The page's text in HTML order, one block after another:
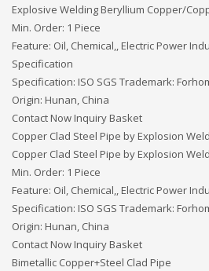
Explosive Welding Beryllium Copper/
Min. Order: 1 Piece
Feature: Oil, Chemical,, Electric Power
Specification
Specification: ISO SGS Trademark:
Origin: Hunan, China
Contact Now Inquiry Basket
Copper Clad Steel Pipe by Explosion
Copper Clad Steel Pipe by Explosion
Min. Order: 1 Piece
Feature: Oil, Chemical,, Electric Power
Specification: ISO SGS Trademark:
Origin: Hunan, China
Contact Now Inquiry Basket
Bimetallic Copper+Steel Clad Pipe